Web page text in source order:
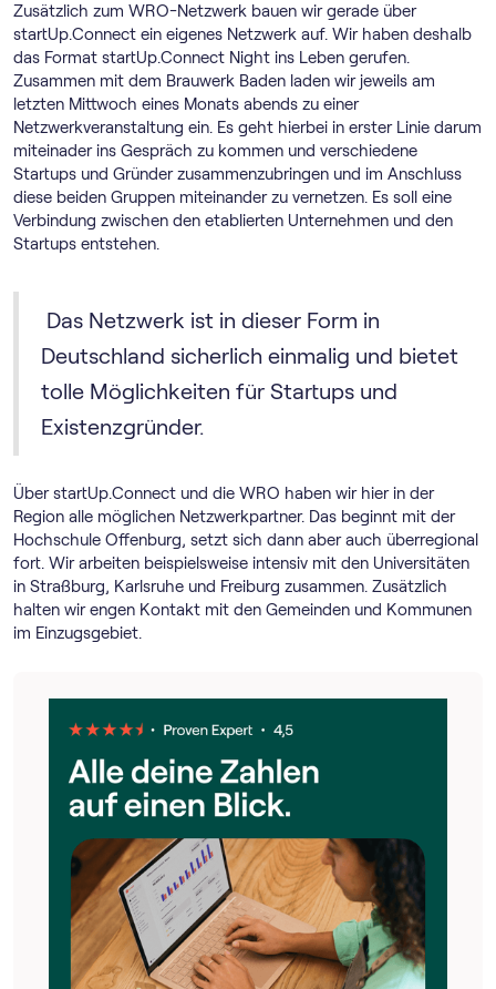
Zusätzlich zum WRO-Netzwerk bauen wir gerade über
startUp.Connect ein eigenes Netzwerk auf. Wir haben deshalb
das Format startUp.Connect Night ins Leben gerufen.
Zusammen mit dem Brauwerk Baden laden wir jeweils am
letzten Mittwoch eines Monats abends zu einer
Netzwerkveranstaltung ein. Es geht hierbei in erster Linie darum
miteinader ins Gespräch zu kommen und verschiedene
Startups und Gründer zusammenzubringen und im Anschluss
diese beiden Gruppen miteinander zu vernetzen. Es soll eine
Verbindung zwischen den etablierten Unternehmen und den
Startups entstehen.
Das Netzwerk ist in dieser Form in
Deutschland sicherlich einmalig und bietet
tolle Möglichkeiten für Startups und
Existenzgründer.
Über startUp.Connect und die WRO haben wir hier in der
Region alle möglichen Netzwerkpartner. Das beginnt mit der
Hochschule Offenburg, setzt sich dann aber auch überregional
fort. Wir arbeiten beispielsweise intensiv mit den Universitäten
in Straßburg, Karlsruhe und Freiburg zusammen. Zusätzlich
halten wir engen Kontakt mit den Gemeinden und Kommunen
im Einzugsgebiet.